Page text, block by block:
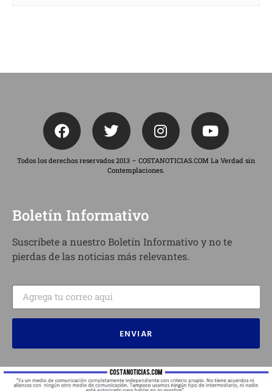
Todos los derechos reservados 2013 – COSTANOTICIAS.COM La Verdad sin
Contemplaciones.
Boletín Informativo
Suscríbete a nuestro Boletín Informativo y no te
pierdas de las noticias más relevantes.
ENVIAR